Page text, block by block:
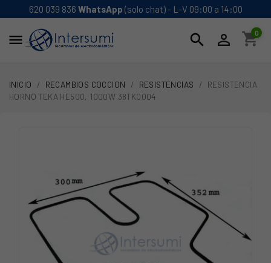
620 039 836 WhatsApp (solo chat) - L-V 09:00 a 14:00
 search  shopping_cart
0
INICIO RECAMBIOS COCCION RESISTENCIAS
RESISTENCIA
HORNO TEKA HE500, 1000W 38TK0004